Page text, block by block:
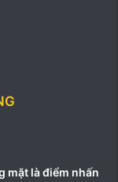
mặt là điểm nhấn